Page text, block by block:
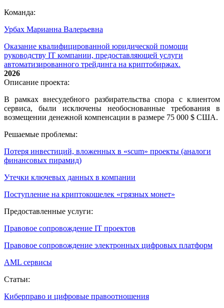
Команда:
Урбах Марианна Валерьевна
Оказание квалифицированной юридической помощи
руководству IT компании, предоставляющей услуги
автоматизированного трейдинга на криптобиржах.
2026
Описание проекта:
В рамках внесудебного разбирательства спора с клиентом
сервиса, были исключены необоснованные требования в
возмещении денежной компенсации в размере 75 000 $ США.
Решаемые проблемы:
Потеря инвестиций, вложенных в «scum» проекты (аналоги
финансовых пирамид)
Утечки ключевых данных в компании
Поступление на криптокошелек «грязных монет»
Предоставленные услуги:
Правовое сопровождение IT проектов
Правовое сопровождение электронных цифровых платформ
AML сервисы
Статьи:
Киберправо и цифровые правоотношения